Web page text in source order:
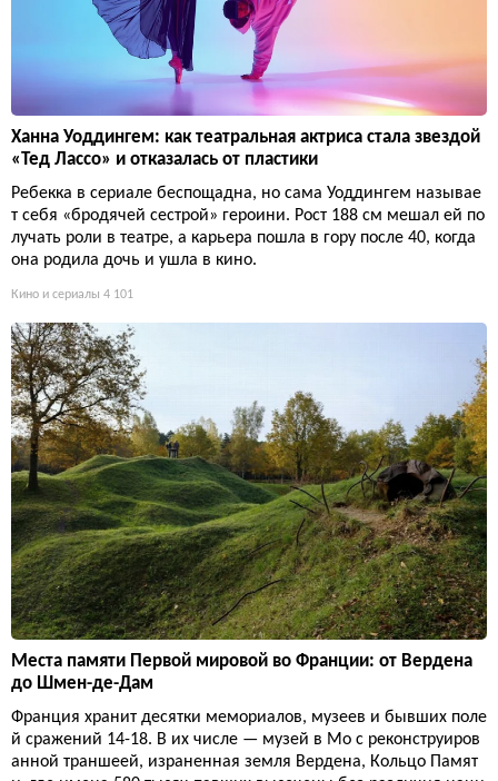
Ханна Уоддингем: как театральная актриса стала звездой
«Тед Лассо» и отказалась от пластики
Ребекка в сериале беспощадна, но сама Уоддингем называе
т себя «бродячей сестрой» героини. Рост 188 см мешал ей по
лучать роли в театре, а карьера пошла в гору после 40, когда
она родила дочь и ушла в кино.
Кино и сериалы 4 101
Места памяти Первой мировой во Франции: от Вердена
до Шмен-де-Дам
Франция хранит десятки мемориалов, музеев и бывших поле
й сражений 14-18. В их числе — музей в Мо с реконструиров
анной траншеей, израненная земля Вердена, Кольцо Памят